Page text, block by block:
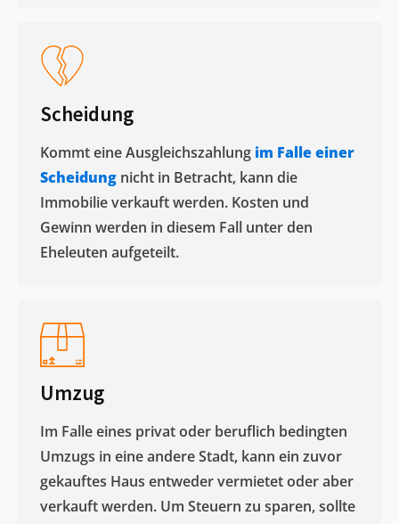
Scheidung
Kommt eine Ausgleichszahlung im Falle einer
Scheidung nicht in Betracht, kann die
Immobilie verkauft werden. Kosten und
Gewinn werden in diesem Fall unter den
Eheleuten aufgeteilt.​
Umzug
Im Falle eines privat oder beruflich bedingten
Umzugs in eine andere Stadt, kann ein zuvor
gekauftes Haus entweder vermietet oder aber
verkauft werden. Um Steuern zu sparen, sollte